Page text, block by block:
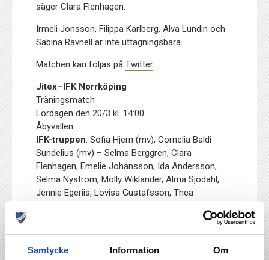
Samtycke Information Om
säger Clara Flenhagen.
Irmeli Jonsson, Filippa Karlberg, Alva Lundin och
Sabina Ravnell är inte uttagningsbara.
Matchen kan följas påTwitter.
Jitex–IFK Norrköping
Träningsmatch
Lördagen den 20/3 kl. 14:00
Åbyvallen
IFK-truppen: Sofia Hjern (mv), Cornelia Baldi
Sundelius (mv) – Selma Berggren, Clara
Flenhagen, Emelie Johansson, Ida Andersson,
Selma Nyström, Molly Wiklander, Alma Sjödahl,
Jennie Egeriis, Lovisa Gustafsson, Thea
Johanna Renmark (Eskilstuna United), Fiona
Eriksson (Eskilstuna United)